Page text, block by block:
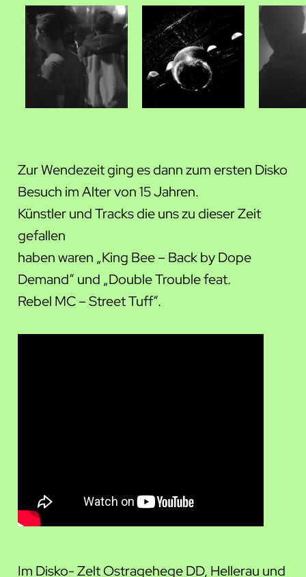
Zur Wendezeit ging es dann zum ersten Disko
Besuch im Alter von 15 Jahren.
Künstler und Tracks die uns zu dieser Zeit
gefallen
haben waren „King Bee – Back by Dope
Demand“ und „Double Trouble feat.
Rebel MC – Street Tuff“.
Im Disko- Zelt Ostragehege DD, Hellerau und